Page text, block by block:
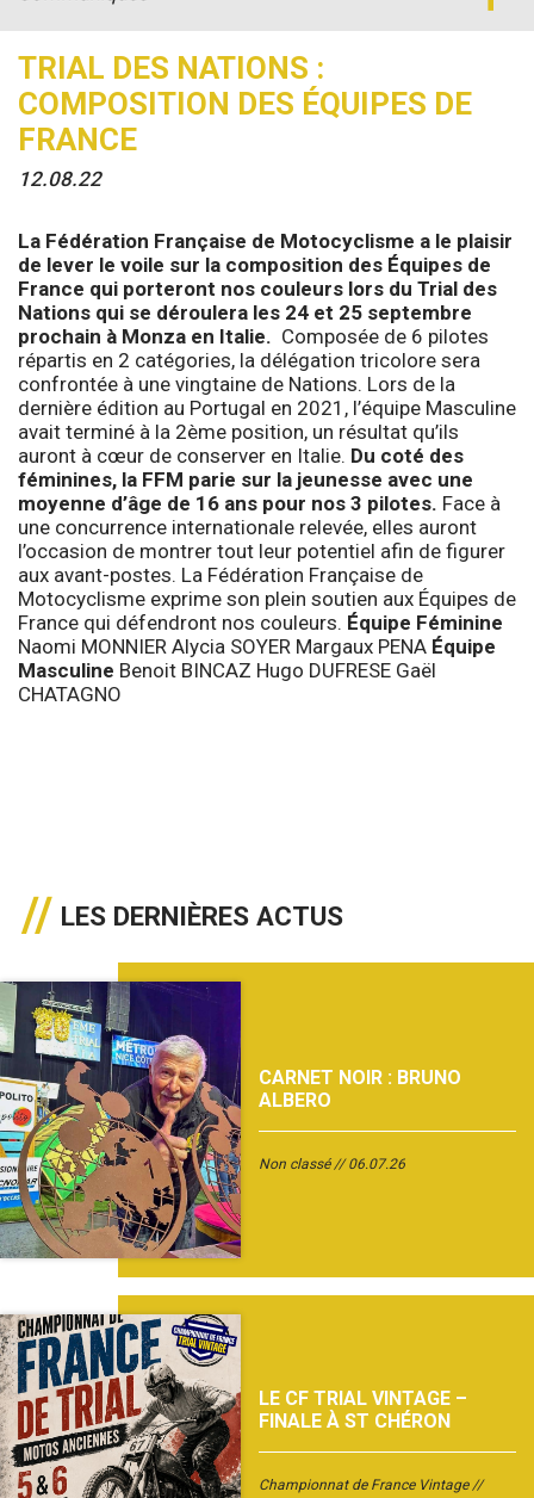
TRIAL DES NATIONS :
COMPOSITION DES ÉQUIPES DE
FRANCE
12.08.22
La Fédération Française de Motocyclisme a le plaisir
de lever le voile sur la composition des Équipes de
France qui porteront nos couleurs lors du Trial des
Nations qui se déroulera les 24 et 25 septembre
prochain à Monza en Italie. Composée de 6 pilotes
répartis en 2 catégories, la délégation tricolore sera
confrontée à une vingtaine de Nations. Lors de la
dernière édition au Portugal en 2021, l’équipe Masculine
avait terminé à la 2ème position, un résultat qu’ils
auront à cœur de conserver en Italie. Du coté des
féminines, la FFM parie sur la jeunesse avec une
moyenne d’âge de 16 ans pour nos 3 pilotes. Face à
une concurrence internationale relevée, elles auront
l’occasion de montrer tout leur potentiel afin de figurer
aux avant-postes. La Fédération Française de
Motocyclisme exprime son plein soutien aux Équipes de
France qui défendront nos couleurs. Équipe Féminine
Naomi MONNIER Alycia SOYER Margaux PENA Équipe
Masculine Benoit BINCAZ Hugo DUFRESE Gaël
CHATAGNO
LES DERNIÈRES ACTUS
CARNET NOIR : BRUNO
ALBERO
Non classé 06.07.26
LE CF TRIAL VINTAGE –
FINALE À ST CHÉRON
Championnat de France Vintage